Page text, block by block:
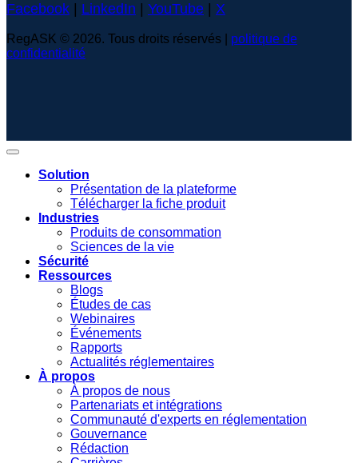
Facebook
LinkedIn YouTube X
RegASK © 2026. Tous droits réservés | politique de
confidentialité
Solution
Présentation de la plateforme
Télécharger la fiche produit
Industries
Produits de consommation
Sciences de la vie
Sécurité
Ressources
Blogs
Études de cas
Webinaires
Événements
Rapports
Actualités réglementaires
À propos
À propos de nous
Partenariats et intégrations
Communauté d'experts en réglementation
Gouvernance
Rédaction